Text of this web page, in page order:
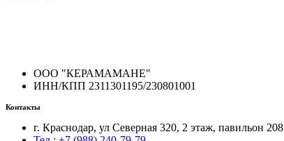
ООО "КЕРАМАМАНЕ"
ИНН/КПП 2311301195/230801001
Контакты
г. Краснодар, ул Северная 320, 2 этаж, павильон 208